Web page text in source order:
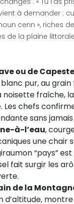
à demander :
cenn », riches
de la plaine
ou de
pur, au
fraîche,
chefs
sans jamais
à-l’eau,
une chair
“pays”
fait surgir les
de la